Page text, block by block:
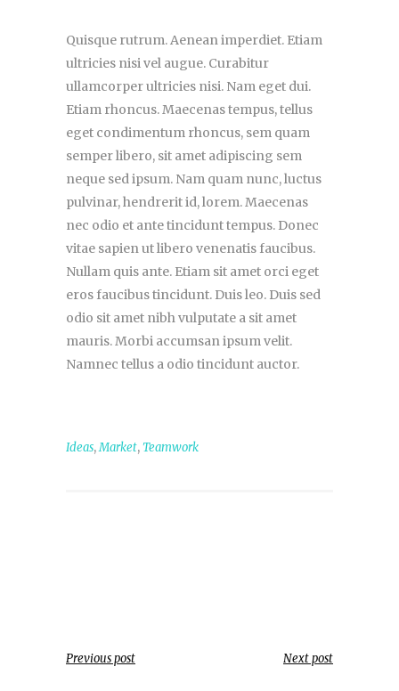
Quisque rutrum. Aenean imperdiet. Etiam
ultricies nisi vel augue. Curabitur
ullamcorper ultricies nisi. Nam eget dui.
Etiam rhoncus. Maecenas tempus, tellus
eget condimentum rhoncus, sem quam
semper libero, sit amet adipiscing sem
neque sed ipsum. Nam quam nunc, luctus
pulvinar, hendrerit id, lorem. Maecenas
nec odio et ante tincidunt tempus. Donec
vitae sapien ut libero venenatis faucibus.
Nullam quis ante. Etiam sit amet orci eget
eros faucibus tincidunt. Duis leo. Duis sed
odio sit amet nibh vulputate a sit amet
mauris. Morbi accumsan ipsum velit.
Namnec tellus a odio tincidunt auctor.
Ideas,Market,Teamwork
Previous post Next post